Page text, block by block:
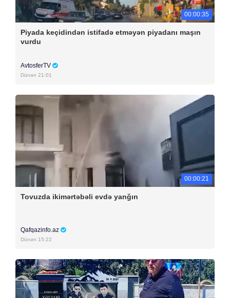
00:00:35
Piyada keçidindən istifadə etməyən piyadanı maşın
vurdu
AvtosferTV
Dünən 21:01
00:00:21
Tovuzda ikimərtəbəli evdə yanğın
Qafqazinfo.az
Dünən 15:22